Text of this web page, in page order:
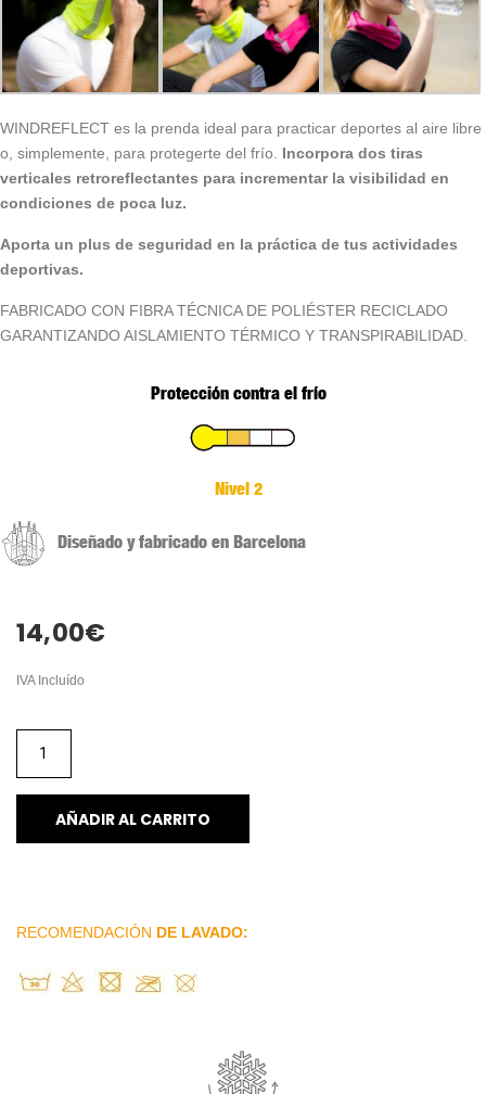
WINDREFLECT es la prenda ideal para practicar deportes al aire libre
o, simplemente, para protegerte del frío. Incorpora dos tiras
verticales retroreflectantes para incrementar la visibilidad en
condiciones de poca luz.
Aporta un plus de seguridad en la práctica de tus actividades
deportivas.
FABRICADO CON FIBRA TÉCNICA DE POLIÉSTER RECICLADO
GARANTIZANDO AISLAMIENTO TÉRMICO Y TRANSPIRABILIDAD.
Protección contra el frío
Nivel 2
Diseñado y fabricado en Barcelona
14,00€
IVA Incluído
AÑADIR AL CARRITO
RECOMENDACIÓN DE LAVADO: